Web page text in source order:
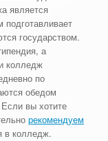
является
государством.
а
колледж
по
обедом
вы хотите
рекомендуем
в колледж.